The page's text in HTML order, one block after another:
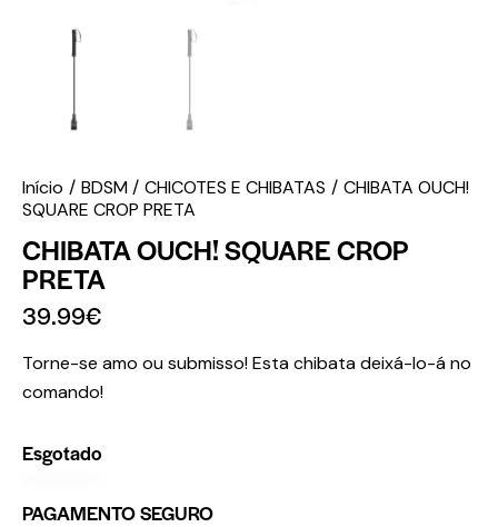
Início BDSM CHICOTES E CHIBATAS
CHIBATA OUCH!
SQUARE CROP PRETA
CHIBATA OUCH! SQUARE CROP
PRETA
39.99€
Torne-se amo ou submisso! Esta chibata deixá-lo-á no
comando!
Esgotado
PAGAMENTO SEGURO